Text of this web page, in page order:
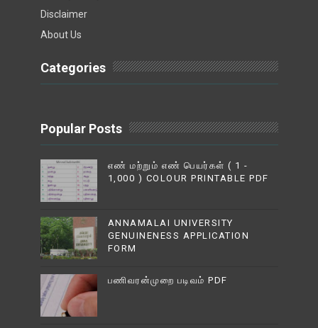
Disclaimer
About Us
Categories
Popular Posts
எண் மற்றும் எண் பெயர்கள் ( 1 -
1,000 ) COLOUR PRINTABLE PDF
ANNAMALAI UNIVERSITY
GENUINENESS APPLICATION
FORM
பணிவரன்முறை படிவம் PDF